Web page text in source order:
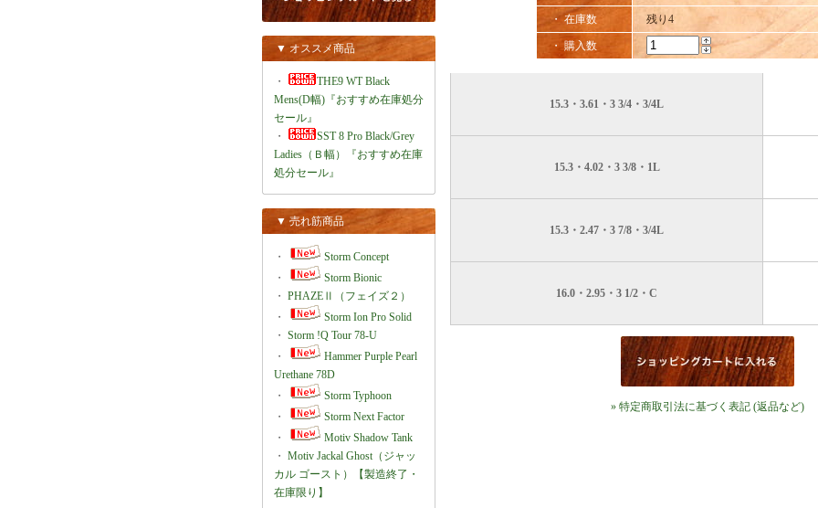
▼ オススメ商品
・
THE9 WT Black
Mens(D幅)『おすすめ在庫処分
セール』
・
SST 8 Pro Black/Grey
Ladies（Ｂ幅）『おすすめ在庫
処分セール』
▼ 売れ筋商品
・
Storm Concept
・
Storm Bionic
・ PHAZEⅡ（フェイズ２）
・
Storm Ion Pro Solid
・ Storm !Q Tour 78-U
・
Hammer Purple Pearl
Urethane 78D
・
Storm Typhoon
・
Storm Next Factor
・
Motiv Shadow Tank
・ Motiv Jackal Ghost（ジャッ
カル ゴースト）【製造終了・
在庫限り】
・ 在庫数 残り4
・ 購入数
15.3・3.61・3 3/4・3/4L
15.3・4.02・3 3/8・1L
15.3・2.47・3 7/8・3/4L
16.0・2.95・3 1/2・C
» 特定商取引法に基づく表記 (返品など)